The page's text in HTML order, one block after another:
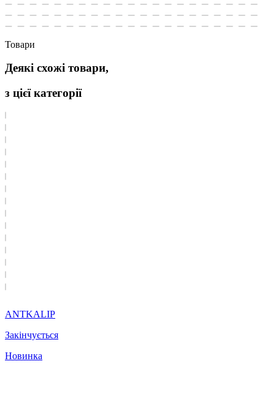
Товари
Деякі схожі товари,
з цієї категорії
ANTKALIP
Закінчується
Новинка